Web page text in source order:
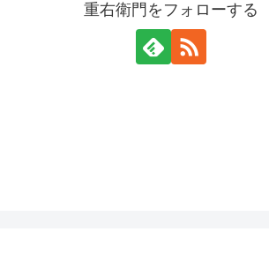
重右衛門をフォローする